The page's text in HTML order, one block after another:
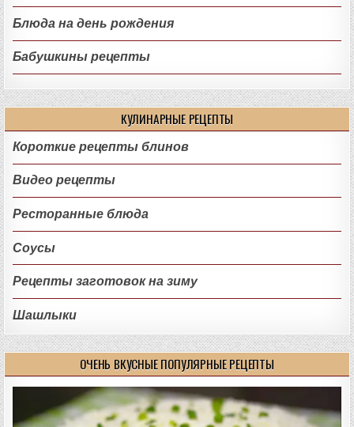
Блюда на день рождения
Бабушкины рецепты
КУЛИНАРНЫЕ РЕЦЕПТЫ
Короткие рецепты блинов
Видео рецепты
Ресторанные блюда
Соусы
Рецепты заготовок на зиму
Шашлыки
ОЧЕНЬ ВКУСНЫЕ ПОПУЛЯРНЫЕ РЕЦЕПТЫ